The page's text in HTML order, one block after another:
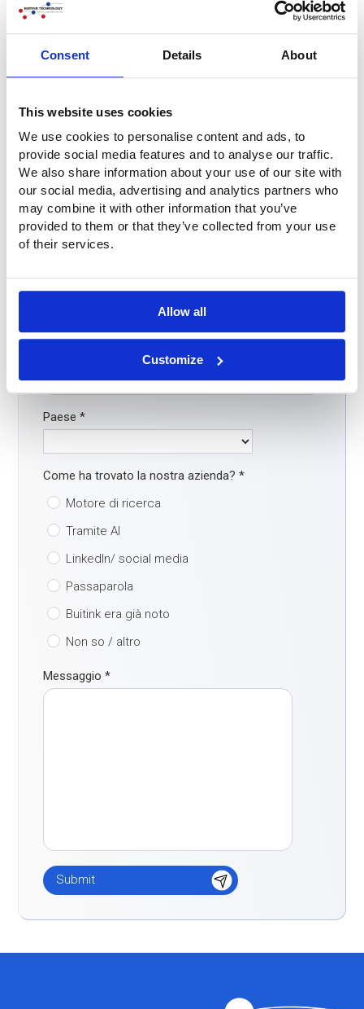
Consent Details About
This website uses cookies
We use cookies to personalise content and ads, to
provide social media features and to analyse our traffic.
We also share information about your use of our site with
our social media, advertising and analytics partners who
may combine it with other information that you’ve
provided to them or that they’ve collected from your use
of their services.
Allow all
Customize
Domande?
Avete domande o volete maggiori informazioni? Non
direttamente il modulo di contatto qui sotto. Vi
Nome*
Paese*
Come ha trovato la nostra azienda?*
Motore di ricerca
Tramite AI
LinkedIn/ social media
Passaparola
Buitink era già noto
Non so / altro
Messaggio*